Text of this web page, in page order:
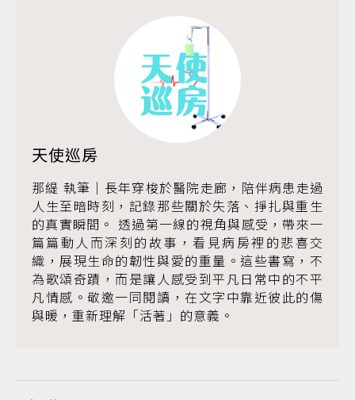
天使巡房
那緹 執筆｜長年穿梭於醫院走廊，陪伴病患走過
人生至暗時刻，記錄那些關於失落、掙扎與重生
的真實瞬間。 透過第一線的視角與感受，帶來一
篇篇動人而深刻的故事，看見病房裡的悲喜交
織，展現生命的韌性與愛的重量。這些書寫，不
為歌頌奇蹟，而是讓人感受到平凡日常中的不平
凡情感。敬邀一同閱讀，在文字中靠近彼此的傷
與暖，重新理解「活著」的意義。